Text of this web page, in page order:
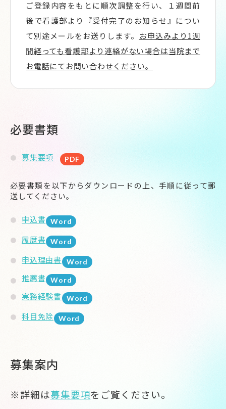
ご登録内容をもとに順次調整を行い、１週間前
後で看護部より『受付完了のお知らせ』につい
て別途メールをお送りします。
お申込みより1週
間経っても看護部より連絡がない場合は当院まで
お電話にてお問い合わせください。
必要書類
募集要項
必要書類を以下からダウンロードの上、手順に従って郵
送してください。
申込書
履歴書
申込理由書
推薦書
実務経験書
科目免除
募集案内
※詳細は募集要項をご覧ください。